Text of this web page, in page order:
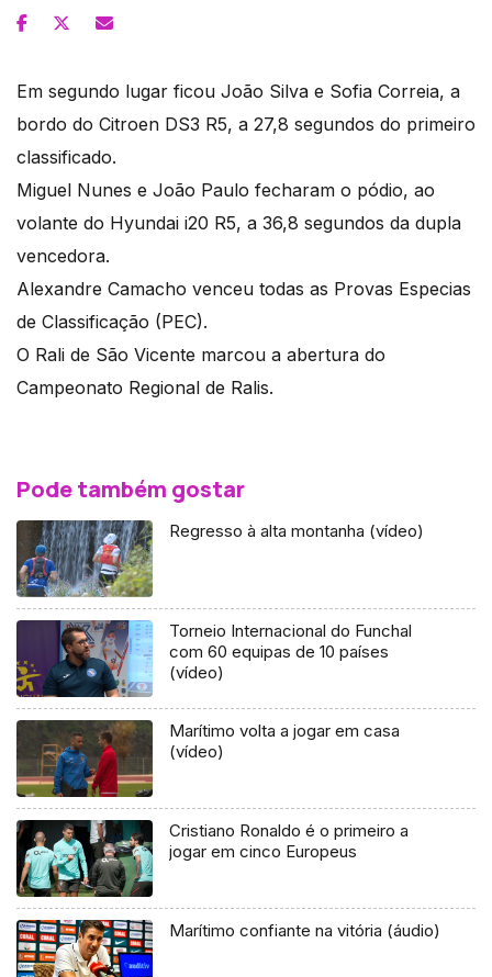
Em segundo lugar ficou João Silva e Sofia Correia, a
bordo do Citroen DS3 R5, a 27,8 segundos do primeiro
classificado.
Miguel Nunes e João Paulo fecharam o pódio, ao
volante do Hyundai i20 R5, a 36,8 segundos da dupla
vencedora.
Alexandre Camacho venceu todas as Provas Especias
de Classificação (PEC).
O Rali de São Vicente marcou a abertura do
Campeonato Regional de Ralis.
Pode também gostar
Regresso à alta montanha (vídeo)
Torneio Internacional do Funchal
com 60 equipas de 10 países
(vídeo)
Marítimo volta a jogar em casa
(vídeo)
Cristiano Ronaldo é o primeiro a
jogar em cinco Europeus
Marítimo confiante na vitória (áudio)